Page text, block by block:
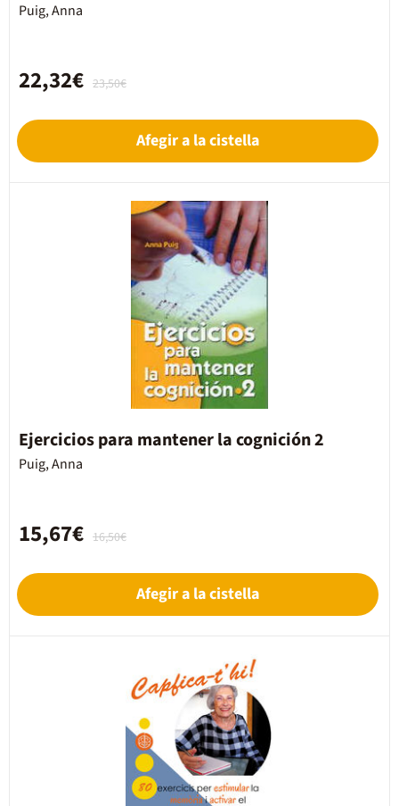
Puig, Anna
23,50€
22,32€
Afegir a la cistella
Ejercicios para mantener la cognición 2
Puig, Anna
16,50€
15,67€
Afegir a la cistella